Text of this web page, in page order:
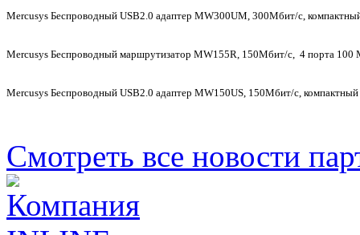
Mercusys Беспроводный USB2.0 адаптер MW300UM, 300Мбит/с,
Mercusys Беспроводный маршрутизатор MW155R, 150Мбит/с, 4 порта 100
Mercusys Беспроводный USB2.0 адаптер MW150US, 150Мбит/с, компактный
Смотреть все новости